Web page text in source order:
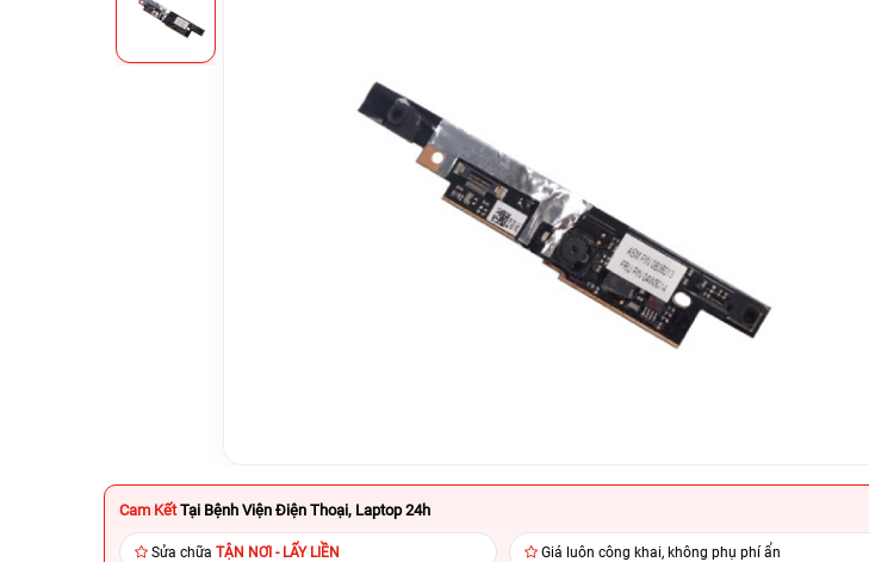
Cam Kết Tại Bệnh Viện Điện Thoại, Laptop 24h
Sửa chữa TẬN NƠI - LẤY LIỀN Giá luôn công khai, không phụ phí ẩn